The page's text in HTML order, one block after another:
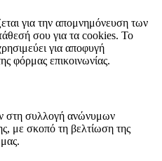
για την απομνημόνευση των
σου για τα cookies. Το
για αποφυγή
φόρμας επικοινωνίας.
στη συλλογή ανώνυμων
με σκοπό τη βελτίωση της